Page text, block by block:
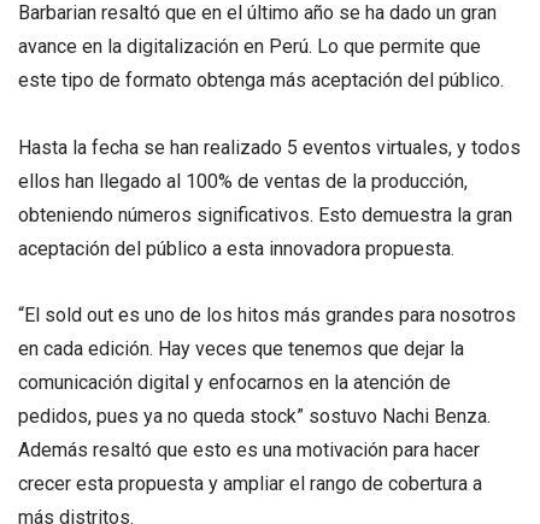
Barbarian resaltó que en el último año se ha dado un gran
avance en la digitalización en Perú. Lo que permite que
este tipo de formato obtenga más aceptación del público.
Hasta la fecha se han realizado 5 eventos virtuales, y todos
ellos han llegado al 100% de ventas de la producción,
obteniendo números significativos. Esto demuestra la gran
aceptación del público a esta innovadora propuesta.
“El sold out es uno de los hitos más grandes para nosotros
en cada edición. Hay veces que tenemos que dejar la
comunicación digital y enfocarnos en la atención de
pedidos, pues ya no queda stock” sostuvo Nachi Benza.
Además resaltó que esto es una motivación para hacer
crecer esta propuesta y ampliar el rango de cobertura a
más distritos.